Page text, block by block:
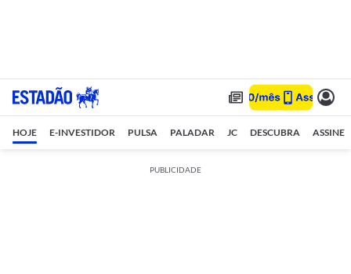
HOJE E-INVESTIDOR PULSA PALADAR JC DESCUBRA ASSINE
PUBLICIDADE